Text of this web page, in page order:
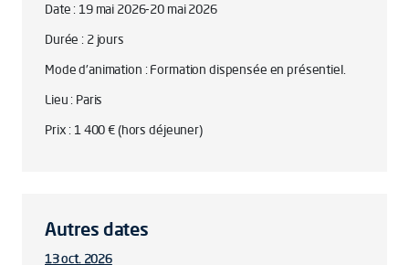
Date : 19 mai 2026-20 mai 2026
Durée : 2 jours
Mode d'animation : Formation dispensée en présentiel.
Lieu : Paris
Prix : 1 400 € (hors déjeuner)
Autres dates
13 oct. 2026